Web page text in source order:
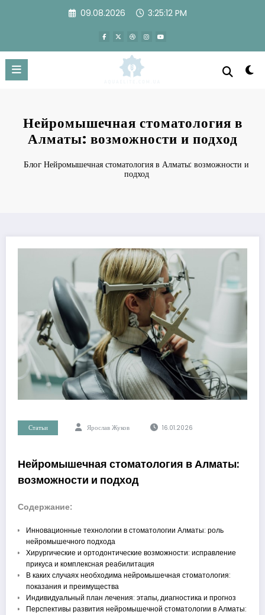
09.08.2026 3:25:13 PM
Нейромышечная стоматология в
Алматы: возможности и подход
Блог Нейромышечная стоматология в Алматы: возможности и
подход
Статьи Ярослав Жуков 16.01.2026
Нейромышечная стоматология в Алматы:
возможности и подход
Содержание:
Инновационные технологии в стоматологии Алматы: роль
нейромышечного подхода
Хирургические и ортодонтические возможности: исправление
прикуса и комплексная реабилитация
В каких случаях необходима нейромышечная стоматология:
показания и преимущества
Индивидуальный план лечения: этапы, диагностика и прогноз
Перспективы развития нейромышечной стоматологии в Алматы: